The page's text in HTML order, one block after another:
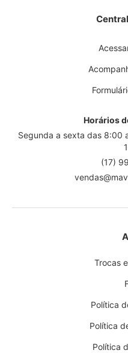
Horários
Segunda a sexta das 8:00
(17)
Trocas
Política
Política
Política